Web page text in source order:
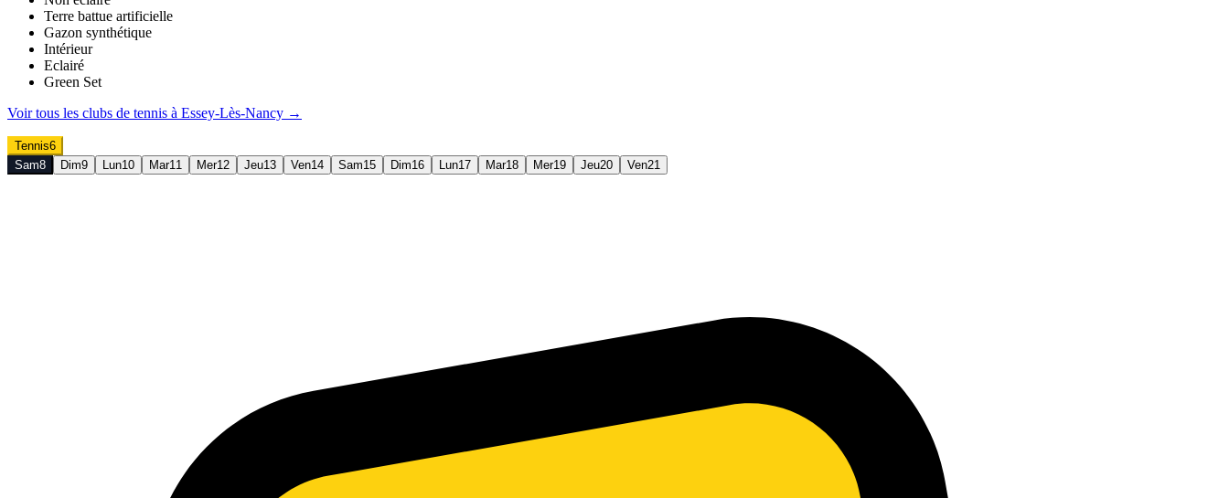
Terre battue artificielle
Gazon synthétique
Intérieur
Eclairé
Green Set
Voir tous les clubs de tennis à Essey-Lès-Nancy →
Tennis6
Sam8 Dim9 Lun10 Mar11 Mer12 Jeu13 Ven14 Sam15 Dim16 Lun17 Mar18 Mer19 Jeu20 Ven21